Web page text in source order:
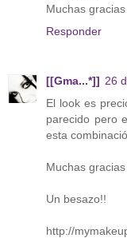
Muchas
Responder
[[Gma...*]] 26
El look es
parecido pero
esta
Muchas
Un besazo!!
http://